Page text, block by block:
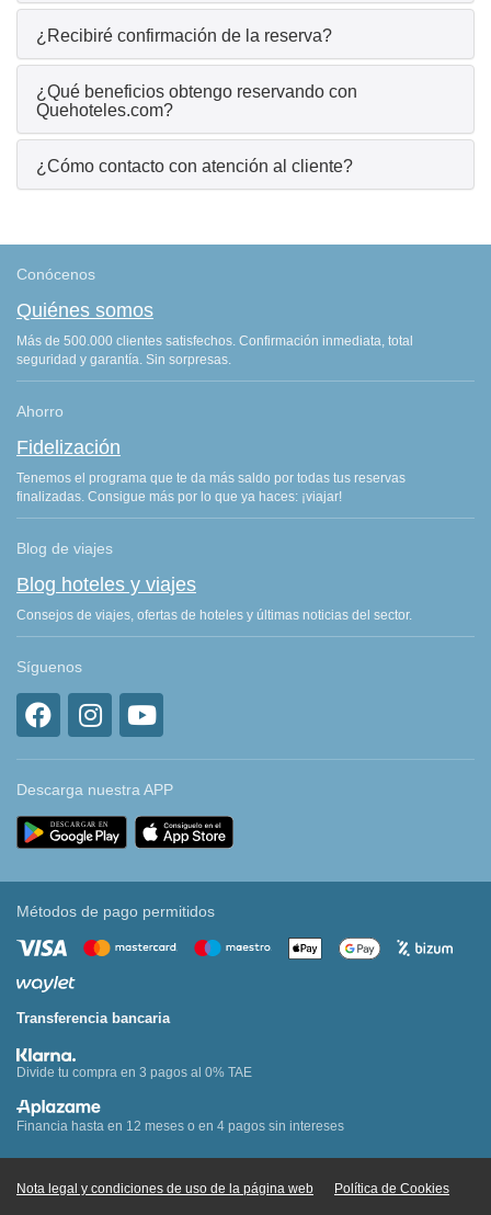
¿Recibiré confirmación de la reserva?
¿Qué beneficios obtengo reservando con
Quehoteles.com?
¿Cómo contacto con atención al cliente?
Conócenos
Quiénes somos
Más de 500.000 clientes satisfechos. Confirmación inmediata, total
seguridad y garantía. Sin sorpresas.
Ahorro
Fidelización
Tenemos el programa que te da más saldo por todas tus reservas
finalizadas. Consigue más por lo que ya haces: ¡viajar!
Blog de viajes
Blog hoteles y viajes
Consejos de viajes, ofertas de hoteles y últimas noticias del sector.
Síguenos
Descarga nuestra APP
Métodos de pago permitidos
Transferencia bancaria
Divide tu compra en 3 pagos al 0% TAE
Financia hasta en 12 meses o en 4 pagos sin intereses
Nota legal y condiciones de uso de la página web Política de Cookies